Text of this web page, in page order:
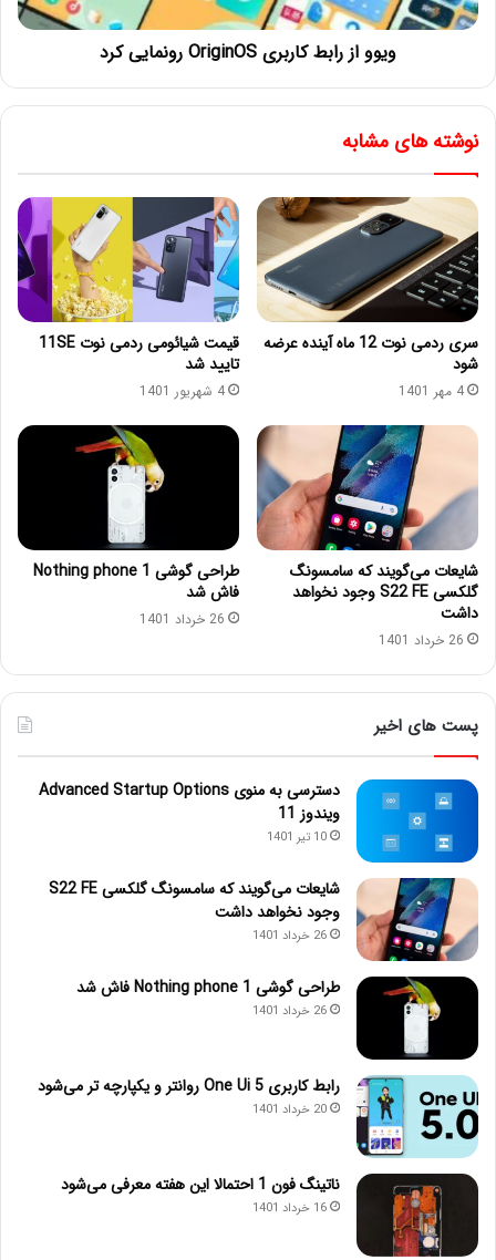
ویوو از رابط کاربری OriginOS رونمایی کرد
نوشته های مشابه
سری ردمی نوت 12 ماه آینده عرضه
شود
4 مهر 1401
قیمت شیائومی ردمی نوت 11SE
تایید شد
4 شهریور 1401
شایعات می‌گویند که سامسونگ
گلکسی S22 FE وجود نخواهد
داشت
26 خرداد 1401
طراحی گوشی Nothing phone 1
فاش شد
26 خرداد 1401
پست های اخیر
دسترسی به منوی Advanced Startup Options
ویندوز 11
10 تیر 1401
شایعات می‌گویند که سامسونگ گلکسی S22 FE
وجود نخواهد داشت
26 خرداد 1401
طراحی گوشی Nothing phone 1 فاش شد
26 خرداد 1401
رابط کاربری One Ui 5 روانتر و یکپارچه تر می‌شود
20 خرداد 1401
ناتینگ فون 1 احتمالا این هفته معرفی می‌شود
16 خرداد 1401